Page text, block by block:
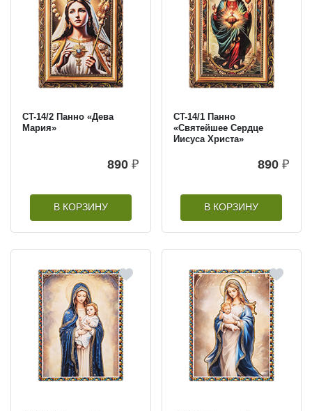
CT-14/2 Панно «Дева
Мария»
890 ₽
В КОРЗИНУ
CT-14/1 Панно
«Святейшее Сердце
Иисуса Христа»
890 ₽
В КОРЗИНУ